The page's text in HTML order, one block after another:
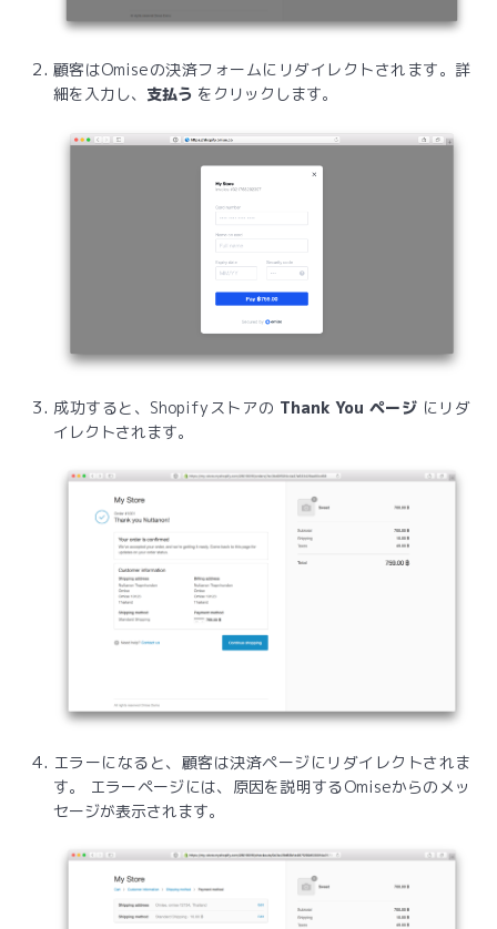
顧客はOmiseの決済フォームにリダイレクトされます。詳
細を入力し、 支払う をクリックします。
成功すると、Shopifyストアの Thank You ページ にリダ
イレクトされます。
エラーになると、顧客は決済ページにリダイレクトされま
す。 エラーページには、原因を説明するOmiseからのメッ
セージが表示されます。